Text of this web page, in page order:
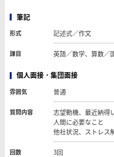
筆記
形式 記述式／作文
課目 英語／数学、算数／
個人面接・集団面接
雰囲気 普通
質問内容
志望動機、最近納得
人間に必要なこと
他社状況、ストレス
回数 3回